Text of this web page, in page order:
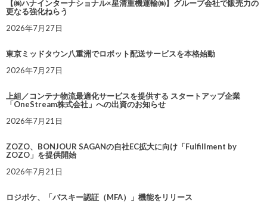
【㈱ハナインターナショナル×星清重機運輸㈱】グループ会社で販売力の
更なる強化ねらう
2026年7月27日
東京ミッドタウン八重洲でロボット配送サービスを本格始動
2026年7月27日
上組／コンテナ物流最適化サービスを提供する スタートアップ企業
「OneStream株式会社」への出資のお知らせ
2026年7月21日
ZOZO、BONJOUR SAGANの自社EC拡大に向け「Fulfillment by
ZOZO」を提供開始
2026年7月21日
ロジポケ、「パスキー認証（MFA）」機能をリリース